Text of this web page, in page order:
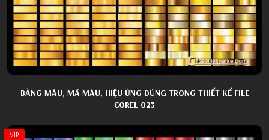
BẢNG MÀU, MÃ MÀU, HIỆU ỨNG DÙNG TRONG THIẾT KẾ FILE
COREL 023
VIP